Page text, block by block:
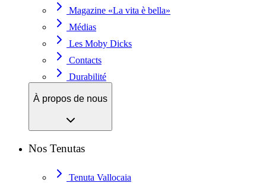
Magazine «La vita è bella»
Médias
Les Moby Dicks
Contacts
Durabilité
À propos de nous
Nos Tenutas
Tenuta Vallocaia